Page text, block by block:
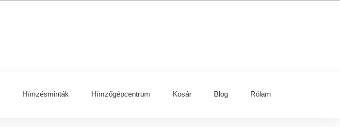
Hímzésminták Hímzőgépcentrum Kosár Blog Rólam